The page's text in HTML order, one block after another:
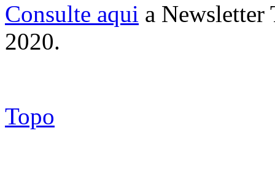
Consulte aqui a Newsletter
2020.
Topo